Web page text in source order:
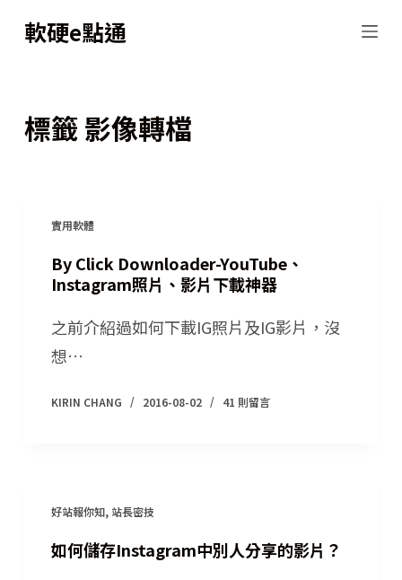
跳
內
軟硬e點通
標籤影像轉檔
實用軟體
By Click Downloader-YouTube、
Instagram照片、影片下載神器
之前介紹過如何下載IG照片及IG影片，沒
想…
KIRIN CHANG 2016-08-02 41 則留言
好站報你知, 站長密技
如何儲存Instagram中別人分享的影片？